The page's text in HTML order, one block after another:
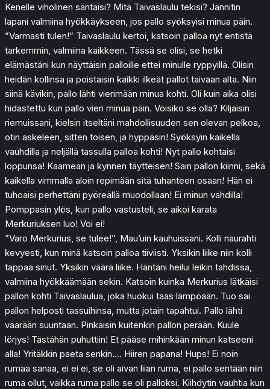
Kenelle viholinen säntäisi? Mitä Taivaslaulu tekisi? Jännitin
lapani valmiina hyökkäykseen, jos pallo syöksyisi minua päin.
”Varmasti tulen!” Taivaslaulu kertoi, katsoin palloa nyt entistä
tarkemmin, valmiina kaikkeen. Tässä se olisi, se hetki
elämästäni kun näyttäisin palloille ettei minulle ryppyillä. Olisin
heidän kollinsa ja poistaisin kaikki ilkeät pallot taivaan alta. Niin
siinä kävikin, pallo lähti vierimään minua kohti. Oli kuin aika olisi
hidastettu kun pallo vieri minua päin. Voisiko se olla? Kiljaisin
riemuissani, kielsin itseltäni mahdollisuuden sen olevan pelkoa,
otin askeleen, sitten toisen, ja hyppäsin! Syöksyin kaikella
vauhdilla ja neljällä tassulla palloa kohti! Nyt pallo kohtaisi
loppunsa! Kaamean ja kynnen täytteisen! Sain pallon kiinni, sekä
kaikella vimmalla aloin repimään sitä tuhanteen osaan! Hän ei
tuhoaisi perhettäni pyöreällä muodollaan! Ei minun vahdilla!
Pomppasin ylös, kun pallo vastusteli, se aikoi karata
Merkuriuksen luo! Voi ei!
”Varo Merkurius, se tulee!”, Mau’uin kauhuissani. Kolli naurahti
kevyesti, kun minä katsoin palloa tiiviisti. Yksikin liike niin kolli
tappaa sinut. Yksikin väärä liike. Häntäni heilui leikin tahdissa,
valmiina hyökkäämään sekin. Katsoin kuinka Merkurius lätkäisi
pallon kohti Taivaslaulua, joka huokui taas lämpöään. Tuo sai
pallon helposti tassuihinsa, mutta jotain tapahtui. Pallo lähti
väärään suuntaan. Pinkaisin kuitenkin pallon perään. Kuule
lörjys! Tästähän puhuttiin! Et pääse mihinkään minun katseeni
alla! Yritäkkin paeta senkin…. Hiiren papana! Hups! Ei noin
rumaa sanaa, ei ei ei, se oli aivan liian ruma, ei pallo sentään niin
ruma ollut, vaikka ruma pallo se oli palloksi. Kiihdytin vauhtia kun